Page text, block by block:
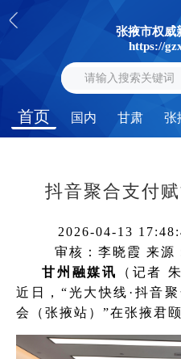
张掖市权威
https://
首页 国内 甘肃 张
抖音聚合支付
2026-04-13
审核：李晓霞 来源
甘州融媒讯
（记者
近日，“光大快线·抖音
会（张掖站）”在张掖君